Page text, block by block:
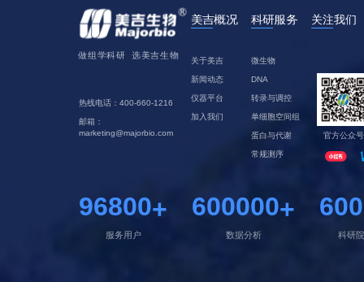
热线电话：400-660-1216
邮箱：
marketing@majorbio.com
关于美吉
新闻动态
仪器平台
加入我们
微生物
DNA
转录与调控
单细胞空间组
蛋白与代谢
常规测序
官方公众号
96800+
服务用户
600000+
数据分析 科研